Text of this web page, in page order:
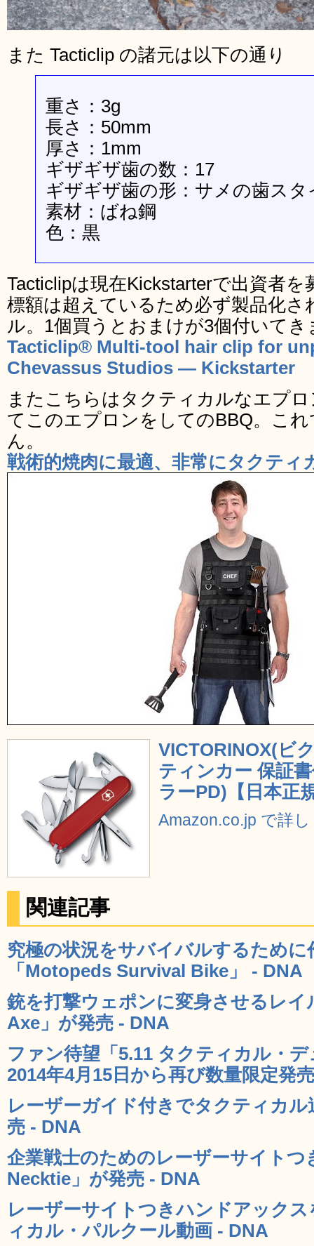
また Tacticlip の諸元は以下の通り
重さ：3g
長さ：50mm
厚さ：1mm
ギザギザ歯の数：17
ギザギザ歯の形：サメの歯スタ
素材：ばね鋼
色：黒
Tacticlipは現在Kickstarterで出資者
標額は超えているため必ず製品化さ
ル。1個買うとおまけが3個付いてき
Tacticlip® Multi-tool hair clip for
Chevassus Studios — Kickstarter
またこちらはタクティカルなエプ
てこのエプロンをしてのBBQ。こ
ん。
戦術的焼肉に最適、非常にタクティ
VICTORINOX(ビ
ティンカー 保証
ラーPD)【日本正
Amazon.co.jp で詳
関連記事
究極の状況をサバイバルするため
「Motopeds Survival Bike」 - DNA
銃を打撃ウェポンに変身させるレイ
Axe」が発売 - DNA
ファン待望「5.11 タクティカル・
2014年4月15日から再び数量限定発
レーザーガイド付きでタクティカ
売 - DNA
企業戦士のためのレーザーサイト
Necktie」が発売 - DNA
レーザーサイトつきハンドアック
ィカル・パルクール動画 - DNA